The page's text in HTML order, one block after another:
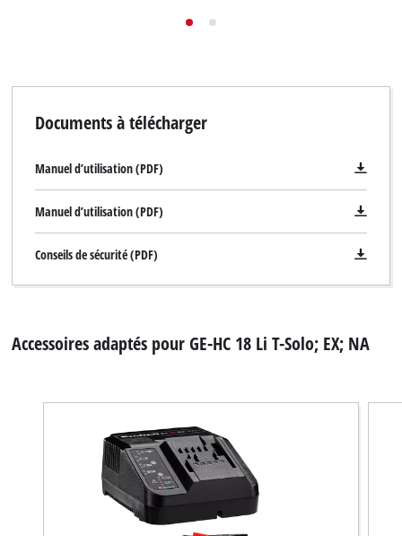
Documents à télécharger
Manuel d’utilisation (PDF)
Manuel d’utilisation (PDF)
Conseils de sécurité (PDF)
Accessoires adaptés pour GE-HC 18 Li T-Solo; EX; NA